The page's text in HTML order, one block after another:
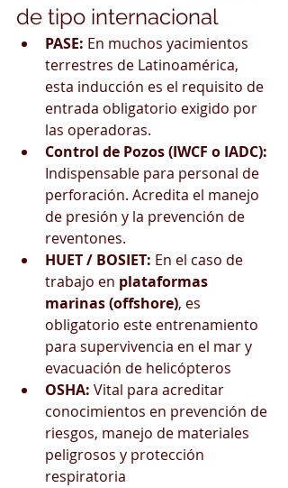
de tipo internacional
PASE: En muchos yacimientos
terrestres de Latinoamérica,
esta inducción es el requisito de
entrada obligatorio exigido por
las operadoras.
Control de Pozos (IWCF o IADC):
Indispensable para personal de
perforación. Acredita el manejo
de presión y la prevención de
reventones.
HUET / BOSIET: En el caso de
trabajo en plataformas
marinas (offshore), es
obligatorio este entrenamiento
para supervivencia en el mar y
evacuación de helicópteros
OSHA: Vital para acreditar
conocimientos en prevención de
riesgos, manejo de materiales
peligrosos y protección
respiratoria